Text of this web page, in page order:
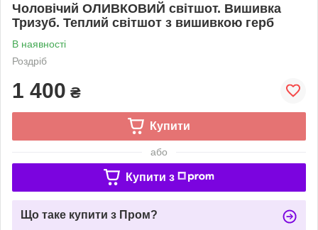
Чоловічий ОЛИВКОВИЙ світшот. Вишивка
Тризуб. Теплий світшот з вишивкою герб
В наявності
Роздріб
1 400 ₴
Купити
або
Купити з
Що таке купити з Пром?